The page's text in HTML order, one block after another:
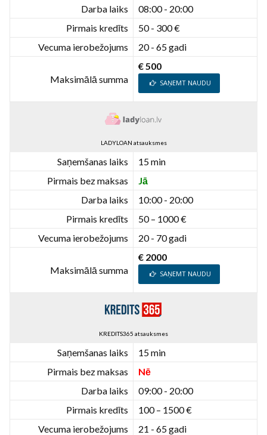
Darba laiks
08:00 - 20:00
Pirmais kredīts
50 - 300 €
Vecuma ierobežojums
20 - 65 gadi
Maksimālā summa
€ 500
SAŅEMT NAUDU
LADYLOAN atsauksmes
Saņemšanas laiks
15 min
Pirmais bez maksas
Jā
Darba laiks
10:00 - 20:00
Pirmais kredīts
50 – 1000 €
Vecuma ierobežojums
20 - 70 gadi
Maksimālā summa
€ 2000
SAŅEMT NAUDU
KREDITS365 atsauksmes
Saņemšanas laiks
15 min
Pirmais bez maksas
Nē
Darba laiks
09:00 - 20:00
Pirmais kredīts
100 – 1500 €
Vecuma ierobežojums
21 - 65 gadi